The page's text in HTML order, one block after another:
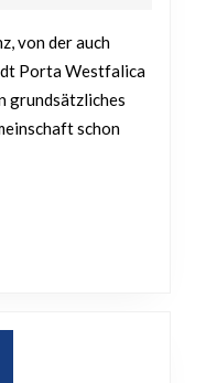
Porta Westfalica
grundsätzliches
schon